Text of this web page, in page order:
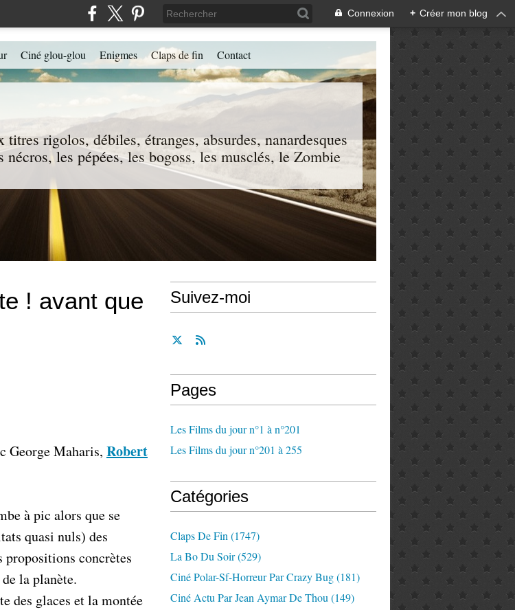
Connexion + Créer mon blog
rigolos, débiles, étranges, absurdes, nanardesques
les pépées, les bogoss, les musclés, le Zombie
Ciné glou-glou Enigmes Claps de fin Contact
! avant que
George Maharis, Robert
à pic alors que se
quasi nuls) des
propositions concrètes
la planète.
des glaces et la montée
Suivez-moi
Pages
Les Films du jour n°1 à n°201
Les Films du jour n°201 à 255
Catégories
Claps De Fin (1747)
La Bo Du Soir(529)
Ciné Polar-Sf-Horreur Par Crazy Bug(181)
Ciné Actu Par Jean Aymar De Thou (149)